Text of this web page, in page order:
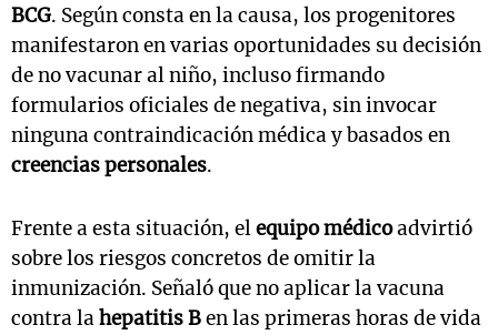
BCG. Según consta en la causa, los progenitores
manifestaron en varias oportunidades su decisión
de no vacunar al niño, incluso firmando
formularios oficiales de negativa, sin invocar
ninguna contraindicación médica y basados en
creencias personales.
Frente a esta situación, elequipo médicoadvirtió
sobre los riesgos concretos de omitir la
inmunización. Señaló que no aplicar la vacuna
contra lahepatitis Ben las primeras horas de vida